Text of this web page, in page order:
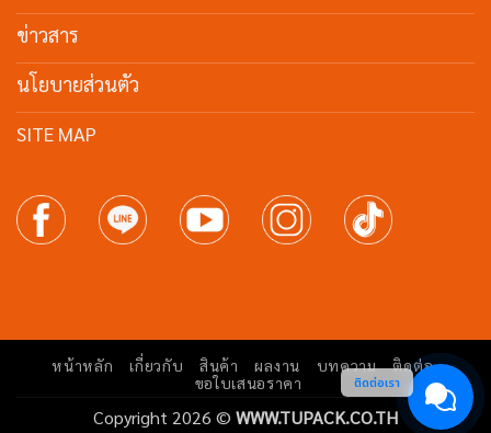
ข่าวสาร
นโยบายส่วนตัว
SITE MAP
หน้าหลัก เกี่ยวกับ สินค้า ผลงาน บทความ
ติดต่อ
ขอใบเสนอราคา
Copyright 2026 © WWW.TUPACK.CO.TH
ติดต่อเรา